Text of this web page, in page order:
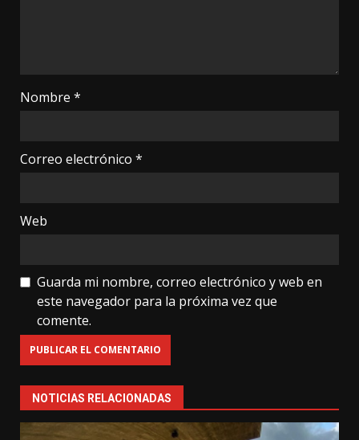
Nombre *
Correo electrónico *
Web
Guarda mi nombre, correo electrónico y web en
este navegador para la próxima vez que
comente.
NOTICIAS RELACIONADAS